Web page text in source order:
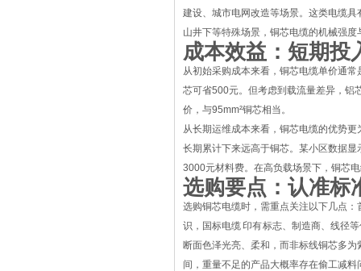
建设、城市电网改造等场景。这类电缆
山井下等特殊场景，铜芯电缆的机械强
成本效益：短期投
从初始采购成本来看，铜芯电缆单价通
芯可省500元。但考虑到载流量差异，铝
价，与95mm²铜芯相当。
从长期运维成本来看，铜芯电缆的优势
长期累计下来远高于铜芯。某小区数据
3000元材料费。在高负载场景下，铜芯
选购要点：认准标
选购铜芯电缆时，需重点关注以下几点
识，国标电缆 印有 标志、制造商、线径
断面色泽光亮、柔和，而非标线铜芯多
间，重量不足的产品大概率存在偷工减料